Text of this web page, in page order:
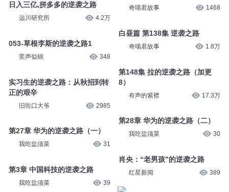
日入三亿,拼多多的逆袭之路
远川研究所 4.2万
053-草根李斯的逆袭之路1
奕声似锦 348
实习生的逆袭之路：从秋招到转
正的艰辛
旧街口大爷 2985
第27章 华为的逆袭之路（一）
我吃盐须菜 31
第3章 中国科技的逆袭之路
我吃盐须菜 39
奇喵君故事 1468
白昼篇 第138集 逆袭之路
奇喵君故事 1.8万
第148集 拉的逆袭之路（加更
8）
有声的紫襟 17.3万
第28章 华为的逆袭之路（二）
我吃盐须菜 30
肖央：“老男孩”的逆袭之路
红星新闻 389